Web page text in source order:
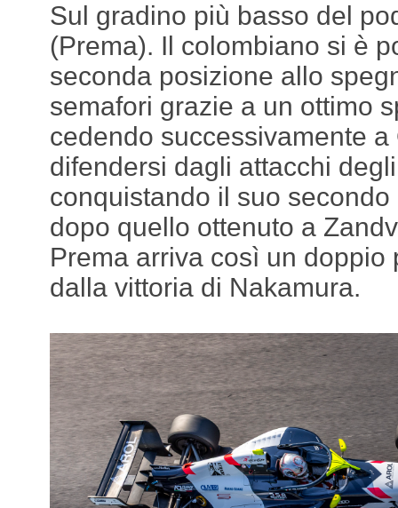
Sul gradino più basso del
(Prema). Il colombiano si è
seconda posizione allo
semafori grazie a un ottimo
cedendo successivamente
difendersi dagli attacchi
conquistando il suo
dopo quello ottenuto a
Prema arriva così un doppio
dalla vittoria di Nakamura.